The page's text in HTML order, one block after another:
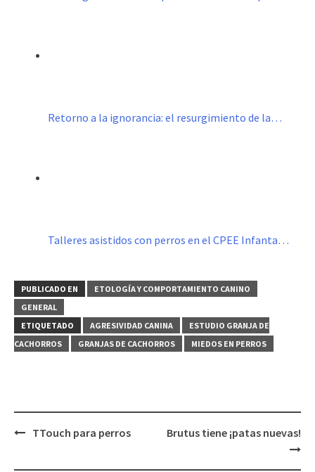
Retorno a la ignorancia: el resurgimiento de la…
Talleres asistidos con perros en el CPEE Infanta…
PUBLICADO EN
ETOLOGÍA Y COMPORTAMIENTO CANINO
GENERAL
ETIQUETADO
AGRESIVIDAD CANINA
ESTUDIO GRANJA DE
CACHORROS
GRANJAS DE CACHORROS MIEDOS EN PERROS
Navegación
TTouch para perros Brutus tiene ¡patas nuevas!